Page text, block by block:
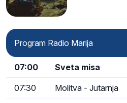
Program Radio Marija
07:00 Sveta misa
07:30 Molitva - Jutarnja